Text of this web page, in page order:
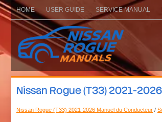
HOME USER GUIDE SERVICE MANUAL
Nissan Rogue (T33) 2021-
Nissan Rogue (T33) 2021-2026 Manuel du Conducteur /